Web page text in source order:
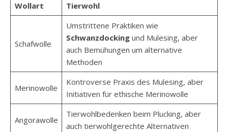
Wollart Tierwohl
Schafwolle
Umstrittene Praktiken wie
Schwanzdockingund Mulesing, aber
auch Bemühungen um alternative
Methoden
Merinowolle
Kontroverse Praxis des Mulesing, aber
Initiativen für ethische Merinowolle
Angorawolle
Tierwohlbedenken beim Plucking, aber
auch tierwohlgerechte Alternativen